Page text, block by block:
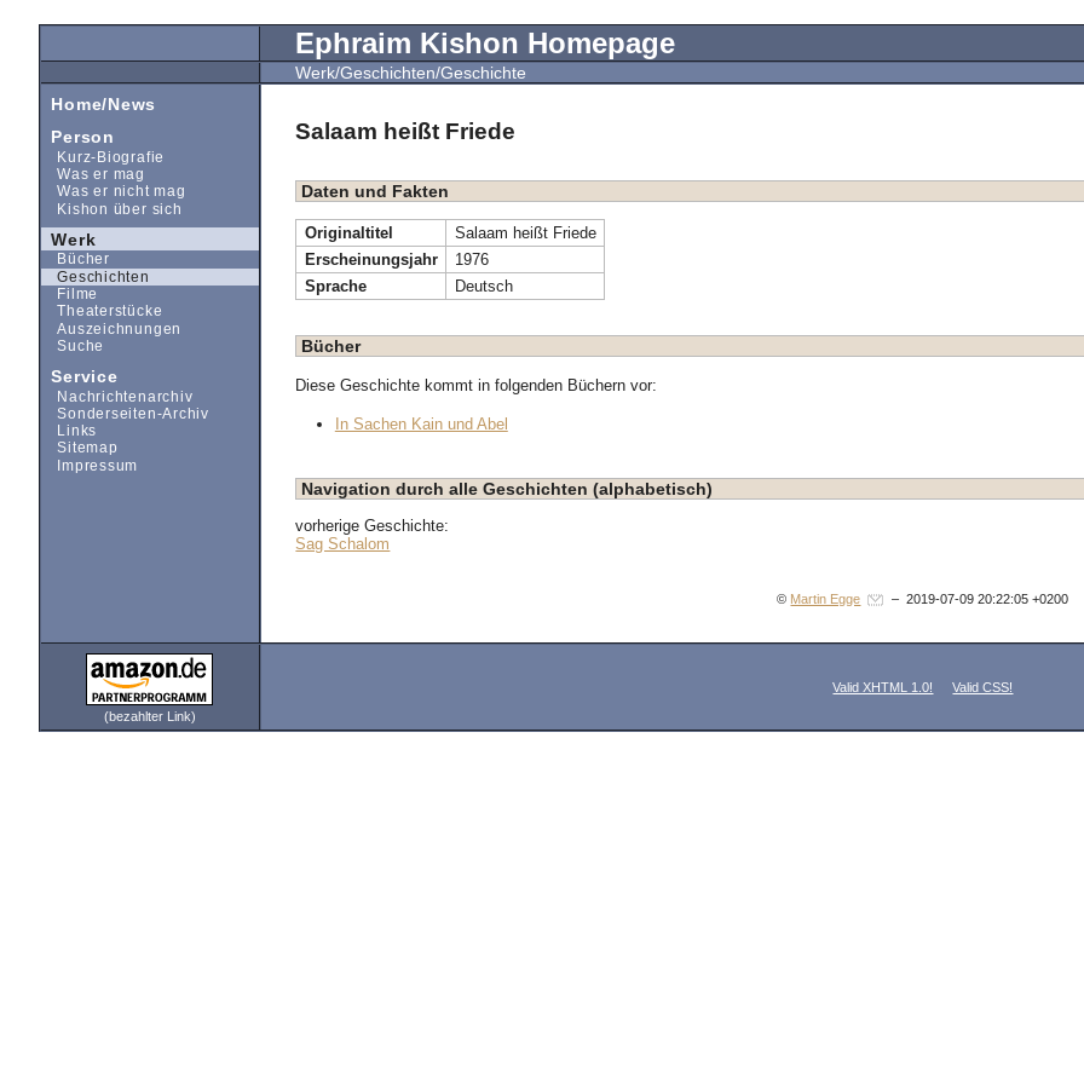
Ephraim Kishon Homepage
Werk/Geschichten/Geschichte
Salaam heißt Friede
Daten und Fakten
Originaltitel
Salaam heißt Friede
Erscheinungsjahr
1976
Sprache
Deutsch
Bücher
Diese Geschichte kommt in folgenden Büchern vor:
In Sachen Kain und Abel
Navigation durch alle Geschichten (alphabetisch)
vorherige Geschichte:
Sag Schalom
© Martin Egge – 2019-07-09 20:22:05 +0200
(bezahlter Link)
Valid XHTML 1.0! Valid CSS!
Home/News
Person
Kurz-Biografie
Was er mag
Was er nicht mag
Kishon über sich
Werk
Bücher
Geschichten
Filme
Theaterstücke
Auszeichnungen
Suche
Service
Nachrichtenarchiv
Sonderseiten-Archiv
Links
Sitemap
Impressum